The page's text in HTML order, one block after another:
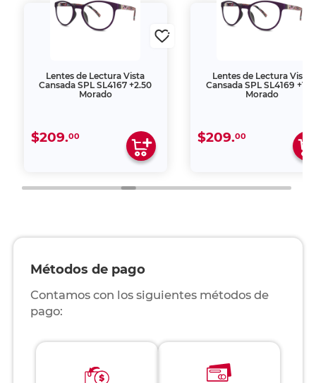
Lentes de Lectura Vista
Cansada SPL SL4167 +2.50
Morado
$209.00
Lentes de Lectura Vista
Cansada SPL SL4169
Morado
$209.00
Métodos de pago
Contamos con los siguientes métodos de
pago: